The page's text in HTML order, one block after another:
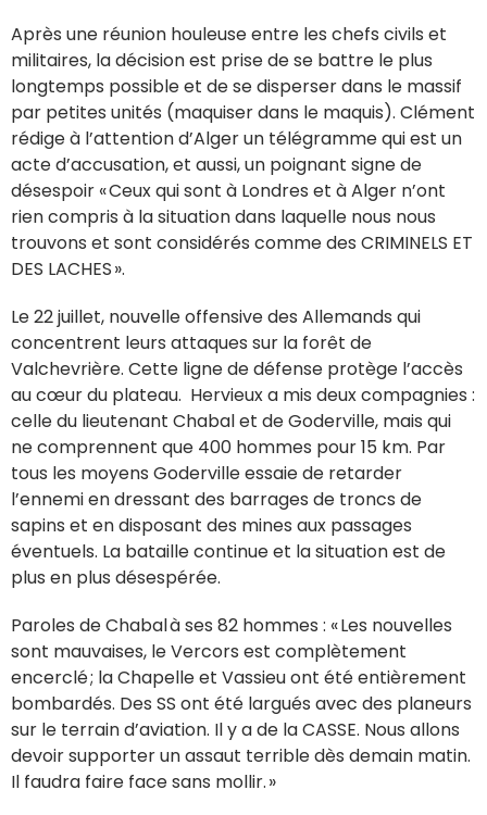
Après une réunion houleuse entre les chefs civils et
militaires, la décision est prise de se battre le plus
longtemps possible et de se disperser dans le massif
par petites unités (maquiser dans le maquis). Clément
rédige à l’attention d’Alger un télégramme qui est un
acte d’accusation, et aussi, un poignant signe de
désespoir « Ceux qui sont à Londres et à Alger n’ont
rien compris à la situation dans laquelle nous nous
trouvons et sont considérés comme des CRIMINELS ET
DES LACHES ».
Le 22 juillet, nouvelle offensive des Allemands qui
concentrent leurs attaques sur la forêt de
Valchevrière. Cette ligne de défense protège l’accès
au cœur du plateau. Hervieux a mis deux compagnies :
celle du lieutenant Chabal et de Goderville, mais qui
ne comprennent que 400 hommes pour 15 km. Par
tous les moyens Goderville essaie de retarder
l’ennemi en dressant des barrages de troncs de
sapins et en disposant des mines aux passages
éventuels. La bataille continue et la situation est de
plus en plus désespérée.
Paroles de Chabal à ses 82 hommes : « Les nouvelles
sont mauvaises, le Vercors est complètement
encerclé ; la Chapelle et Vassieu ont été entièrement
bombardés. Des SS ont été largués avec des planeurs
sur le terrain d’aviation. Il y a de la CASSE. Nous allons
devoir supporter un assaut terrible dès demain matin.
Il faudra faire face sans mollir. »